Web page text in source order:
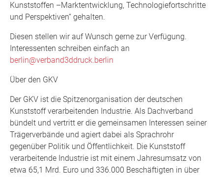
Kunststoffen –Marktentwicklung, Technologiefortschritte
und Perspektiven“ gehalten.
Diesen stellen wir auf Wunsch gerne zur Verfügung.
Interessenten schreiben einfach an
berlin@verband3ddruck.berlin
Über den GKV
Der GKV ist die Spitzenorganisation der deutschen
Kunststoff verarbeitenden Industrie. Als Dachverband
bündelt und vertritt er die gemeinsamen Interessen seiner
Trägerverbände und agiert dabei als Sprachrohr
gegenüber Politik und Öffentlichkeit. Die Kunststoff
verarbeitende Industrie ist mit einem Jahresumsatz von
etwa 65,1 Mrd. Euro und 336.000 Beschäftigten in über